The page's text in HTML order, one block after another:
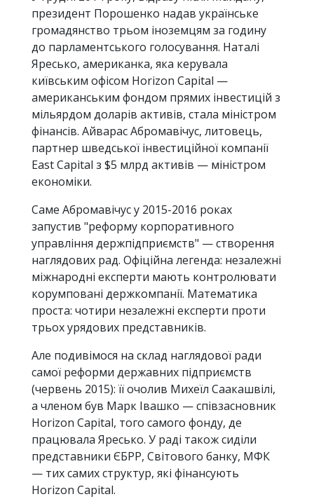
президент Порошенко надав українське
громадянство трьом іноземцям за годину
до парламентського голосування. Наталі
Яресько, американка, яка керувала
київським офісом Horizon Capital —
американським фондом прямих інвестицій з
мільярдом доларів активів, стала міністром
фінансів. Айварас Абромавічус, литовець,
партнер шведської інвестиційної компанії
East Capital з $5 млрд активів — міністром
економіки.
Саме Абромавічус у 2015-2016 роках
запустив "реформу корпоративного
управління держпідприємств" — створення
наглядових рад. Офіційна легенда: незалежні
міжнародні експерти мають контролювати
корумповані держкомпанії. Математика
проста: чотири незалежні експерти проти
трьох урядових представників.
Але подивімося на склад наглядової ради
самої реформи державних підприємств
(червень 2015): її очолив Михеїл Саакашвілі,
а членом був Марк Івашко — співзасновник
Horizon Capital, того самого фонду, де
працювала Яресько. У раді також сиділи
представники ЄБРР, Світового банку, МФК
— тих самих структур, які фінансують
Horizon Capital.